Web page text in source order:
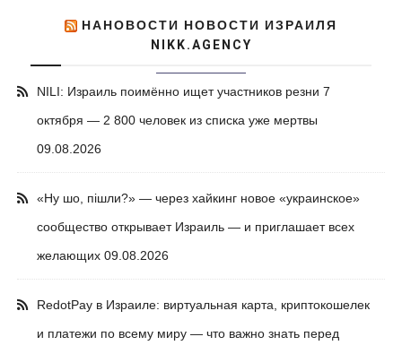
НАНОВОСТИ НОВОСТИ ИЗРАИЛЯ
NIKK.AGENCY
NILI: Израиль поимённо ищет участников резни 7
октября — 2 800 человек из списка уже мертвы
09.08.2026
«Ну шо, пішли?» — через хайкинг новое «украинское»
сообщество открывает Израиль — и приглашает всех
желающих 09.08.2026
RedotPay в Израиле: виртуальная карта, криптокошелек
и платежи по всему миру — что важно знать перед